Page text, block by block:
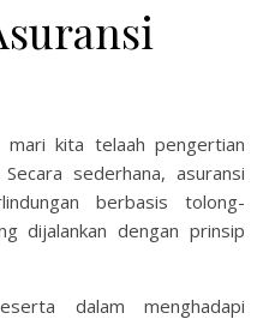
mari kita telaah pengertian
sederhana, asuransi
berbasis tolong-
dijalankan dengan prinsip
dalam menghadapi